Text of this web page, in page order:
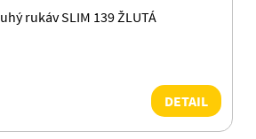
rukáv SLIM 139 ŽLUTÁ
DETAIL